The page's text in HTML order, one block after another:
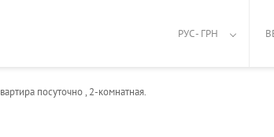
РУС - ГРН
посуточно , 2-комнатная.